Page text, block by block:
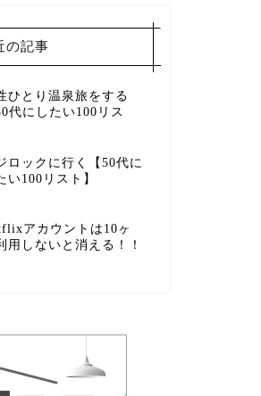
の記事
ひとり温泉旅をする
代にしたい100リス
ロックに行く【50代に
い100リスト】
アカウントは10ヶ
用しないと消える！！